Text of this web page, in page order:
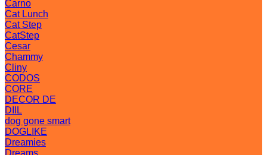
Carno
Cat Lunch
Cat Step
CatStep
Cesar
Chammy
Cliny
CODOS
CORE
DECOR DE
DIIL
dog gone smart
DOGLIKE
Dreamies
Dreams